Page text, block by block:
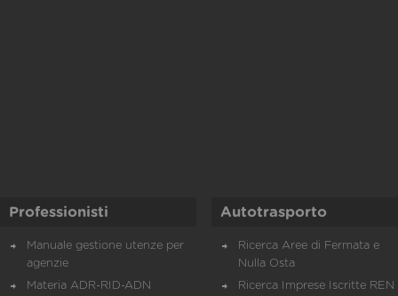
Professionisti
Manuale gestione utenze per
agenzie
Materia ADR-RID-ADN
Autotrasporto
Ricerca Aree di Fermata e
Nulla Osta
Ricerca Imprese Iscritte REN